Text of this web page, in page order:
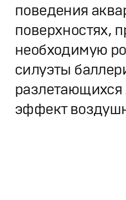
поведения
поверхностях,
необходимую
силуэты
разлетающихся
эффект